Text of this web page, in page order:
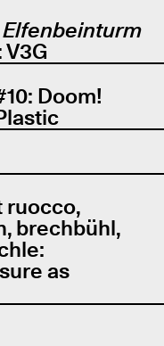
Doom!
ruocco,
brechbühl,
as